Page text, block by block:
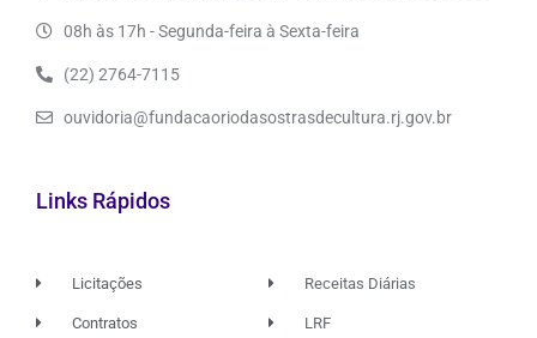
08h às 17h - Segunda-feira à Sexta-feira
(22) 2764-7115
ouvidoria@fundacaoriodasostrasdecultura.rj.gov.br
Links Rápidos
Licitações
Contratos
Receitas Diárias
LRF